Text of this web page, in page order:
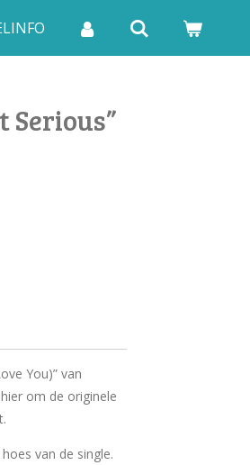
Serious”
You)” van
om de originele
van de single.